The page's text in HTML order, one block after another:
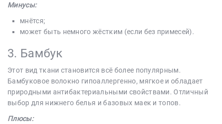
Минусы:
мнётся;
может быть немного жёстким (если без примесей).
3. Бамбук
Этот вид ткани становится всё более популярным.
Бамбуковое волокно гипоаллергенно, мягкое и обладает
природными антибактериальными свойствами. Отличный
выбор для нижнего белья и базовых маек и топов.
Плюсы: